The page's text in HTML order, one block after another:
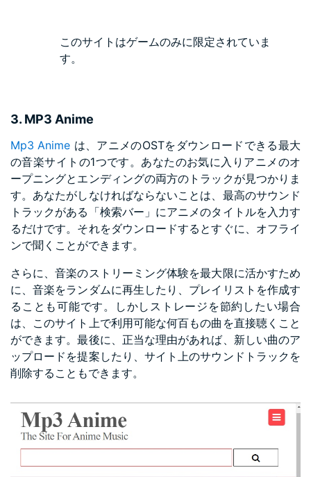
このサイトはゲームのみに限定されていま
す。
3. MP3 Anime
Mp3 Anime は、アニメのOSTをダウンロードできる最大
の音楽サイトの1つです。あなたのお気に入りアニメのオ
ープニングとエンディングの両方のトラックが見つかりま
す。あなたがしなければならないことは、最高のサウンド
トラックがある「検索バー」にアニメのタイトルを入力す
るだけです。それをダウンロードするとすぐに、オフライ
ンで聞くことができます。
さらに、音楽のストリーミング体験を最大限に活かすため
に、音楽をランダムに再生したり、プレイリストを作成す
ることも可能です。しかしストレージを節約したい場合
は、このサイト上で利用可能な何百もの曲を直接聴くこと
ができます。最後に、正当な理由があれば、新しい曲のア
ップロードを提案したり、サイト上のサウンドトラックを
削除することもできます。